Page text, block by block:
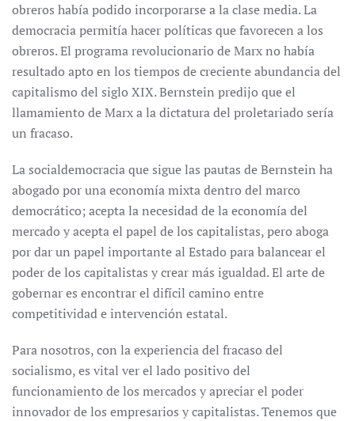
obreros había podido incorporarse a la clase media. La
democracia permitía hacer políticas que favorecen a los
obreros. El programa revolucionario de Marx no había
resultado apto en los tiempos de creciente abundancia del
capitalismo del siglo XIX. Bernstein predijo que el
llamamiento de Marx a la dictatura del proletariado sería
un fracaso.
La socialdemocracia que sigue las pautas de Bernstein ha
abogado por una economía mixta dentro del marco
democrático; acepta la necesidad de la economía del
mercado y acepta el papel de los capitalistas, pero aboga
por dar un papel importante al Estado para balancear el
poder de los capitalistas y crear más igualdad. El arte de
gobernar es encontrar el difícil camino entre
competitividad e intervención estatal.
Para nosotros, con la experiencia del fracaso del
socialismo, es vital ver el lado positivo del
funcionamiento de los mercados y apreciar el poder
innovador de los empresarios y capitalistas. Tenemos que